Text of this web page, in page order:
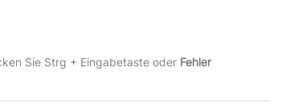
Sie Strg + Eingabetaste oder Fehler